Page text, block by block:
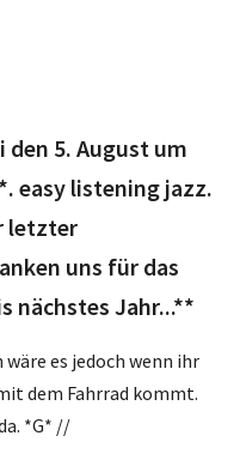
den 5. August um
easy listening jazz.
letzter
uns für das
nächstes Jahr...**
es jedoch wenn ihr
dem Fahrrad kommt.
*G* //